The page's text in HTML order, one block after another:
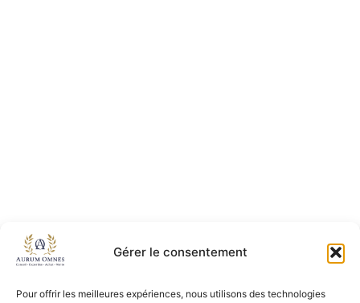
Gérer le consentement
Pour offrir les meilleures expériences, nous utilisons des technologies